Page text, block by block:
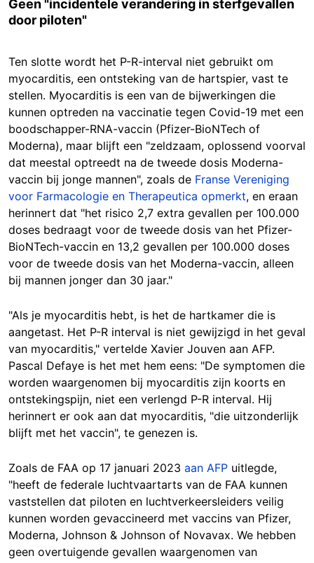
Geen "incidentele verandering in sterfgevallen
door piloten"
Ten slotte wordt het P-R-interval niet gebruikt om
myocarditis, een ontsteking van de hartspier, vast te
stellen. Myocarditis is een van de bijwerkingen die
kunnen optreden na vaccinatie tegen Covid-19 met een
boodschapper-RNA-vaccin (Pfizer-BioNTech of
Moderna), maar blijft een "zeldzaam, oplossend voorval
dat meestal optreedt na de tweede dosis Moderna-
vaccin bij jonge mannen", zoals de Franse Vereniging
voor Farmacologie en Therapeutica opmerkt, en eraan
herinnert dat "het risico 2,7 extra gevallen per 100.000
doses bedraagt voor de tweede dosis van het Pfizer-
BioNTech-vaccin en 13,2 gevallen per 100.000 doses
voor de tweede dosis van het Moderna-vaccin, alleen
bij mannen jonger dan 30 jaar."
"Als je myocarditis hebt, is het de hartkamer die is
aangetast. Het P-R interval is niet gewijzigd in het geval
van myocarditis," vertelde Xavier Jouven aan AFP.
Pascal Defaye is het met hem eens: "De symptomen die
worden waargenomen bij myocarditis zijn koorts en
ontstekingspijn, niet een verlengd P-R interval. Hij
herinnert er ook aan dat myocarditis, "die uitzonderlijk
blijft met het vaccin", te genezen is.
Zoals de FAA op 17 januari 2023 aan AFP uitlegde,
"heeft de federale luchtvaartarts van de FAA kunnen
vaststellen dat piloten en luchtverkeersleiders veilig
kunnen worden gevaccineerd met vaccins van Pfizer,
Moderna, Johnson & Johnson of Novavax. We hebben
geen overtuigende gevallen waargenomen van